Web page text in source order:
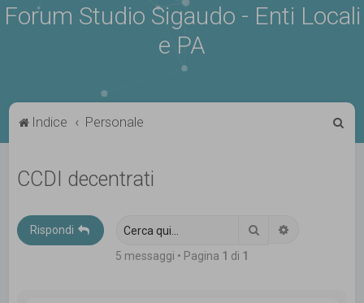
Forum Studio Sigaudo - Enti Locali
e PA
Indice Personale
CCDI decentrati
Rispondi Cerca
5 messaggi • Pagina 1 di 1